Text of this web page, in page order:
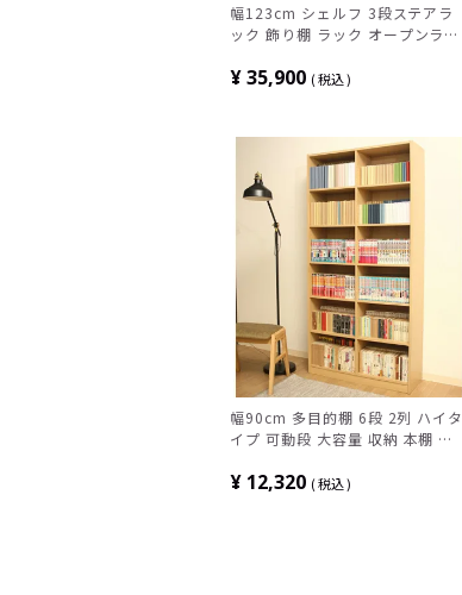
幅123cm シェルフ 3段ステアラ
ック 飾り棚 ラック オープンラッ
ラス コレクションラック モダン
¥35,900 税込
幅90cm 多目的棚 6段 2列 ハイタ
イプ 可動段 大容量 収納 本棚 カ
¥ 12,320 税込